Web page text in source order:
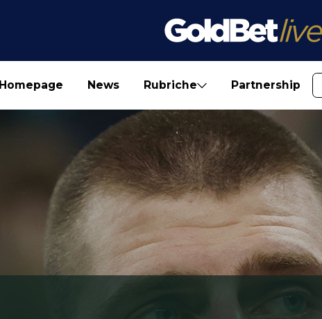
Homepage News Rubriche Partnership